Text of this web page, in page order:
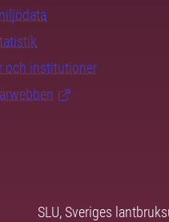
och institutioner
SLU, Sveriges